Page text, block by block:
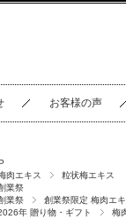
お客様の声
肉エキス
粒状梅エキス
業祭
業祭
創業祭限定 梅肉エキ
年 贈り物・ギフト
梅